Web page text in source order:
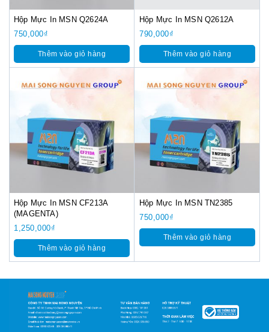
Hộp Mực In MSN Q2624A
750,000₫
Thêm vào giỏ hàng
Hộp Mực In MSN Q2612A
790,000₫
Thêm vào giỏ hàng
Hộp Mực In MSN CF213A
(MAGENTA)
1,250,000₫
Thêm vào giỏ hàng
Hộp Mực In MSN TN2385
750,000₫
Thêm vào giỏ hàng